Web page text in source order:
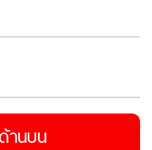
านบน